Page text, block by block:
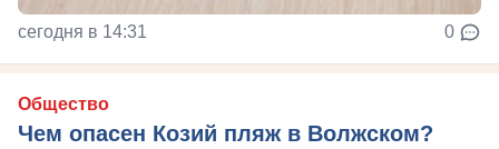
сегодня в 14:31 0
Общество
Чем опасен Козий пляж в Волжском?